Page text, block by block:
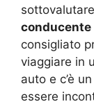
conducente
consigliato
viaggiare in
auto e c’è
essere